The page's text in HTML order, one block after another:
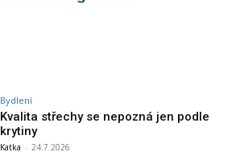
Bydlení
Kvalita střechy se nepozná jen podle
krytiny
Katka - 24.7.2026